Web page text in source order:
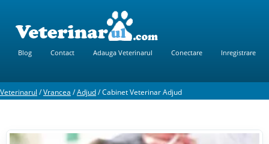
Blog Contact Adauga Veterinarul Conectare Inregistrare
Veterinarul /Vrancea /Adjud/Cabinet Veterinar Adjud